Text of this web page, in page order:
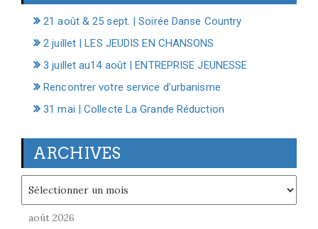
21 août & 25 sept. | Soirée Danse Country
2 juillet | LES JEUDIS EN CHANSONS
3 juillet au14 août | ENTREPRISE JEUNESSE
Rencontrer votre service d’urbanisme
31 mai | Collecte La Grande Réduction
ARCHIVES
août 2026